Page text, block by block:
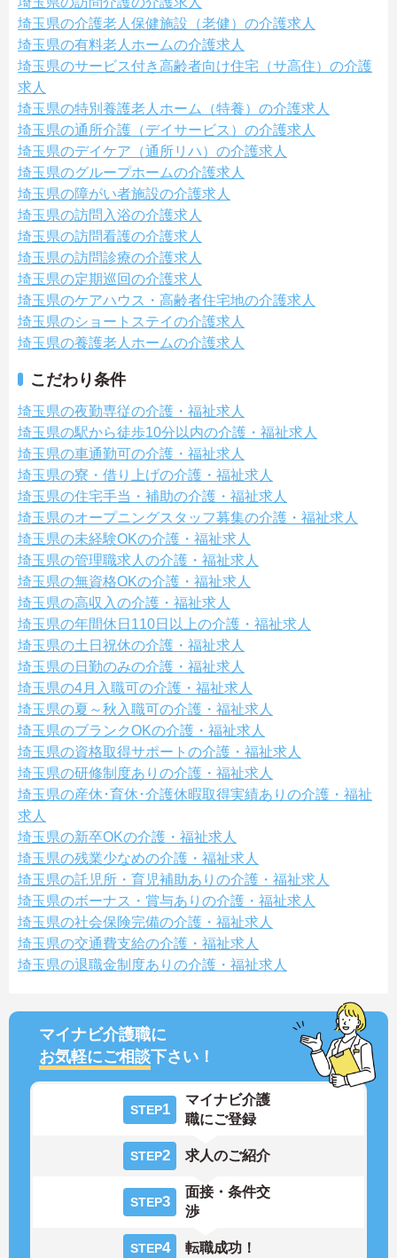
埼玉県の介護老人保健施設（老健）の介護求人
埼玉県の有料老人ホームの介護求人
埼玉県のサービス付き高齢者向け住宅（サ高住）の介護
求人
埼玉県の特別養護老人ホーム（特養）の介護求人
埼玉県の通所介護（デイサービス）の介護求人
埼玉県のデイケア（通所リハ）の介護求人
埼玉県のグループホームの介護求人
埼玉県の障がい者施設の介護求人
埼玉県の訪問入浴の介護求人
埼玉県の訪問看護の介護求人
埼玉県の訪問診療の介護求人
埼玉県の定期巡回の介護求人
埼玉県のケアハウス・高齢者住宅地の介護求人
埼玉県のショートステイの介護求人
埼玉県の養護老人ホームの介護求人
こだわり条件
埼玉県の夜勤専従の介護・福祉求人
埼玉県の駅から徒歩10分以内の介護・福祉求人
埼玉県の車通勤可の介護・福祉求人
埼玉県の寮・借り上げの介護・福祉求人
埼玉県の住宅手当・補助の介護・福祉求人
埼玉県のオープニングスタッフ募集の介護・福祉求人
埼玉県の未経験OKの介護・福祉求人
埼玉県の管理職求人の介護・福祉求人
埼玉県の無資格OKの介護・福祉求人
埼玉県の高収入の介護・福祉求人
埼玉県の年間休日110日以上の介護・福祉求人
埼玉県の土日祝休の介護・福祉求人
埼玉県の日勤のみの介護・福祉求人
埼玉県の4月入職可の介護・福祉求人
埼玉県の夏～秋入職可の介護・福祉求人
埼玉県のブランクOKの介護・福祉求人
埼玉県の資格取得サポートの介護・福祉求人
埼玉県の研修制度ありの介護・福祉求人
埼玉県の産休･育休･介護休暇取得実績ありの介護・福祉
求人
埼玉県の新卒OKの介護・福祉求人
埼玉県の残業少なめの介護・福祉求人
埼玉県の託児所・育児補助ありの介護・福祉求人
埼玉県のボーナス・賞与ありの介護・福祉求人
埼玉県の社会保険完備の介護・福祉求人
埼玉県の交通費支給の介護・福祉求人
埼玉県の退職金制度ありの介護・福祉求人
マイナビ介護職に
お気軽にご相談下さい！
STEP1
マイナビ介護
職にご登録
STEP2 求人のご紹介
STEP3
面接・条件交
渉
STEP4 転職成功！